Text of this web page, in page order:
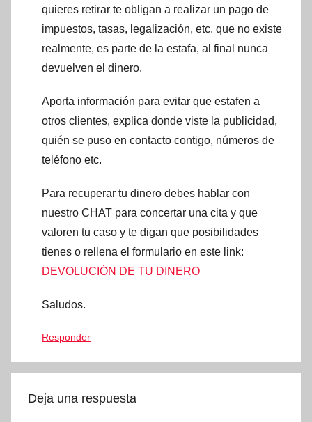
quieres retirar te obligan a realizar un pago de
impuestos, tasas, legalización, etc. que no existe
realmente, es parte de la estafa, al final nunca
devuelven el dinero.
Aporta información para evitar que estafen a
otros clientes, explica donde viste la publicidad,
quién se puso en contacto contigo, números de
teléfono etc.
Para recuperar tu dinero debes hablar con
nuestro CHAT para concertar una cita y que
valoren tu caso y te digan que posibilidades
tienes o rellena el formulario en este link:
DEVOLUCIÓN DE TU DINERO
Saludos.
Responder
Deja una respuesta